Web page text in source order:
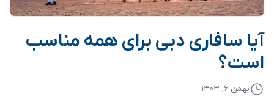
آیا سافاری دبی برای همه مناسب
است؟
بهمن ۶, ۱۴۰۳